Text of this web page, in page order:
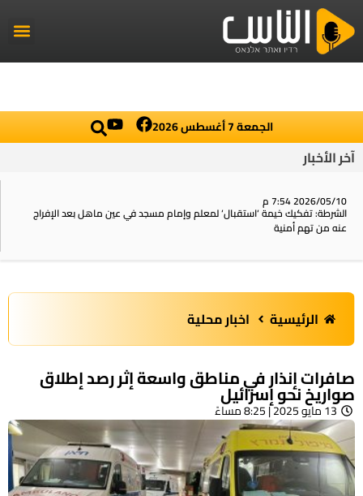
الجمعة 7 أغسطس 2026
آخر الأخبار
2026/05/10 7:54 م
الشرطة: تفكيك خيمة ‘استقبال‘ لمعلم وإمام مسجد في عين ماهل بعد الإفراج
عنه من تهم أمنية
الرئيسية اخبار محلية
صافرات إنذار في مناطق واسعة إثر رصد إطلاق
صواريخ نحو إسرائيل
13 مايو 2025 | 8:25 مساءً